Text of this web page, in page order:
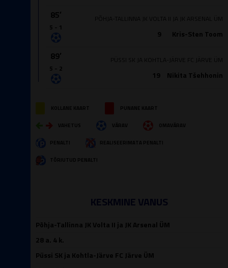
85′
5 - 1
9 Kris-Sten Toom
PÕHJA-TALLINNA JK VOLTA II JA JK ARSENAL ÜM
89′
5 - 2
19 Nikita Tšehhonin
PÜSSI SK JA KOHTLA-JÄRVE FC JÄRVE ÜM
KOLLANE KAART PUNANE KAART
VAHETUS VÄRAV OMAVÄRAV
PENALTI REALISEERIMATA PENALTI
TÕRJUTUD PENALTI
KESKMINE VANUS
Põhja-Tallinna JK Volta II ja JK Arsenal ÜM
28 a. 4 k.
Püssi SK ja Kohtla-Järve FC Järve ÜM